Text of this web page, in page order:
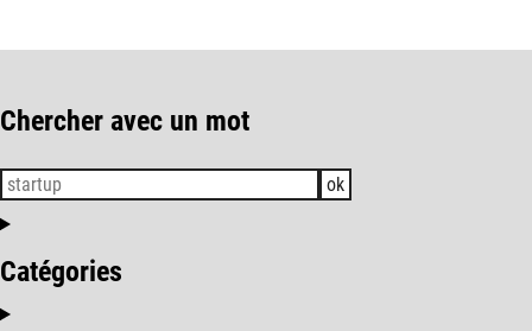
Chercher avec un mot
ok
Catégories